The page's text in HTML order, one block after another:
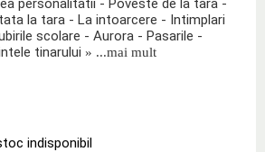
la tara - La intoarcere - Intimplari
scolare - Aurora - Pasarile -
tinarului » ...mai mult
indisponibil